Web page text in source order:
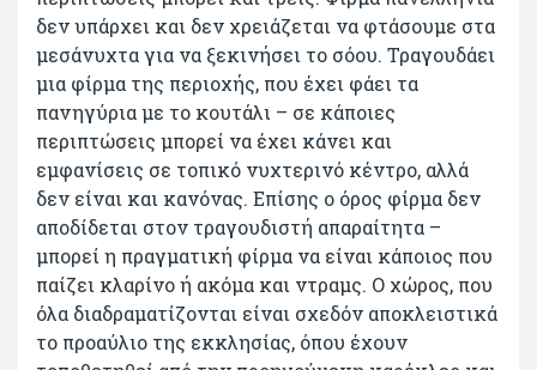
δεν υπάρχει και δεν χρειάζεται να φτάσουμε στα
μεσάνυχτα για να ξεκινήσει το σόου. Τραγουδάει
μια φίρμα της περιοχής, που έχει φάει τα
πανηγύρια με το κουτάλι – σε κάποιες
περιπτώσεις μπορεί να έχει κάνει και
εμφανίσεις σε τοπικό νυχτερινό κέντρο, αλλά
δεν είναι και κανόνας. Επίσης ο όρος φίρμα δεν
αποδίδεται στον τραγουδιστή απαραίτητα –
μπορεί η πραγματική φίρμα να είναι κάποιος που
παίζει κλαρίνο ή ακόμα και ντραμς. Ο χώρος, που
όλα διαδραματίζονται είναι σχεδόν αποκλειστικά
το προαύλιο της εκκλησίας, όπου έχουν